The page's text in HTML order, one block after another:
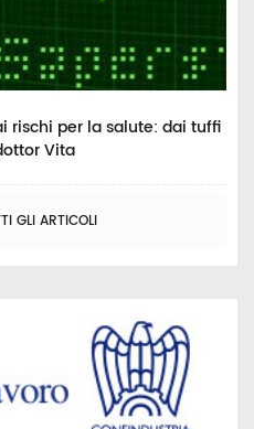
rischi per la salute: dai tuffi
Vita
GLI ARTICOLI